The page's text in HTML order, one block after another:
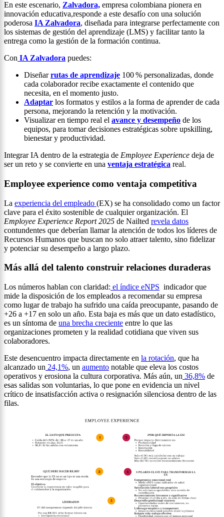
En este escenario, Zalvadora, empresa colombiana pionera en
innovación educativa,responde a este desafío con una solución
poderosa IA Zalvadora, diseñada para integrarse perfectamente con
los sistemas de gestión del aprendizaje (LMS) y facilitar tanto la
entrega como la gestión de la formación continua.
Con IA Zalvadora puedes:
Diseñar rutas de aprendizaje 100 % personalizadas, donde
cada colaborador recibe exactamente el contenido que
necesita, en el momento justo.
Adaptar los formatos y estilos a la forma de aprender de cada
persona, mejorando la retención y la motivación.
Visualizar en tiempo real el avance y desempeño de los
equipos, para tomar decisiones estratégicas sobre upskilling,
bienestar y productividad.
Integrar IA dentro de la estrategia de Employee Experience deja de
ser un reto y se convierte en una ventaja estratégica real.
Employee experience como ventaja competitiva
La experiencia del empleado (EX) se ha consolidado como un factor
clave para el éxito sostenible de cualquier organización. El
Employee Experience Report 2025 de Nailted revela datos
contundentes que deberían llamar la atención de todos los líderes de
Recursos Humanos que buscan no solo atraer talento, sino fidelizar
y potenciar su desempeño a largo plazo.
Más allá del talento construir relaciones duraderas
Los números hablan con claridad: el índice eNPS indicador que
mide la disposición de los empleados a recomendar su empresa
como lugar de trabajo ha sufrido una caída preocupante, pasando de
+26 a +17 en solo un año. Esta baja es más que un dato estadístico,
es un síntoma de una brecha creciente entre lo que las
organizaciones prometen y la realidad cotidiana que viven sus
colaboradores.
Este desencuentro impacta directamente en la rotación, que ha
alcanzado un 24,1%, un aumento notable que eleva los costos
operativos y erosiona la cultura corporativa. Más aún, un 36,8% de
esas salidas son voluntarias, lo que pone en evidencia un nivel
crítico de insatisfacción activa o resignación silenciosa dentro de las
filas.